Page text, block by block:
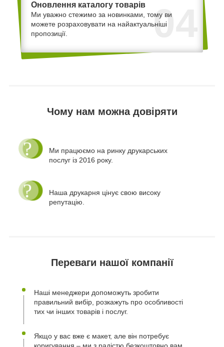
04
Оновлення каталогу товарів
Ми уважно стежимо за новинками, тому ви
можете розраховувати на найактуальніші
пропозиції.
Чому нам можна довіряти
Ми працюємо на ринку друкарських
послуг із 2016 року.
Наша друкарня цінує свою високу
репутацію.
Переваги нашої компанії
Наші менеджери допоможуть зробити
правильний вибір, розкажуть про особливості
тих чи інших товарів і послуг.
Якщо у вас вже є макет, але він потребує